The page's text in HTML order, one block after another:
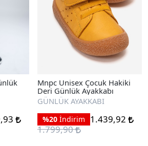
Mnpc Unisex Çocuk Hakiki
Deri Günlük Ayakkabı
GÜNLÜK AYAKKABI
%20 İndirim
1.439,92
1.799,90